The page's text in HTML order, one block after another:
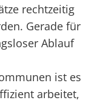
rechtzeitig
Gerade für
Ablauf
ist es
arbeitet,